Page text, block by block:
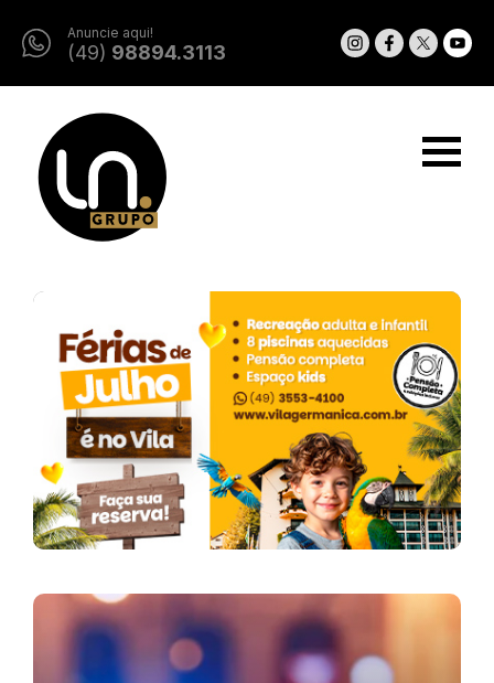
Anuncie aqui!
(49) 98894.3113